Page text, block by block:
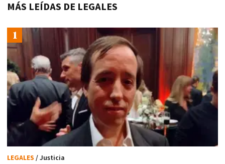
MÁS LEÍDAS DE LEGALES
LEGALES / Justicia